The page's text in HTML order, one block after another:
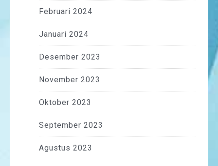
Februari 2024
Januari 2024
Desember 2023
November 2023
Oktober 2023
September 2023
Agustus 2023